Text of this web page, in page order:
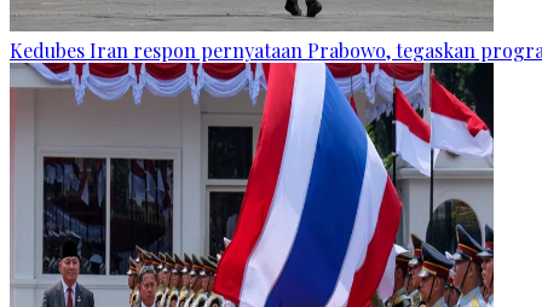
Kedubes Iran respon pernyataan Prabowo, tegaskan